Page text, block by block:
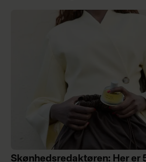
Skønhedsredaktøren: Her er